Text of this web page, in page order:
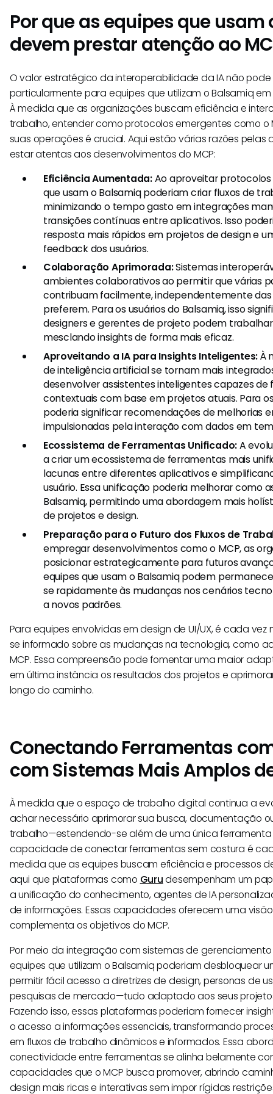
Por que as equipes que usam
devem prestar atenção ao
O valor estratégico da interoperabilidade da IA não
particularmente para equipes que utilizam o Balsamiq
À medida que as organizações buscam eficiência e
trabalho, entender como protocolos emergentes como o
suas operações é crucial. Aqui estão várias razões pelas
estar atentas aos desenvolvimentos do MCP:
Eficiência Aumentada:Ao aproveitar protocolos
que usam o Balsamiq poderiam criar fluxos de
minimizando o tempo gasto em integrações
transições contínuas entre aplicativos. Isso
resposta mais rápidos em projetos de design e
feedback dos usuários.
Colaboração Aprimorada:Sistemas
ambientes colaborativos ao permitir que várias
contribuam facilmente, independentemente
preferem. Para os usuários do Balsamiq, isso
designers e gerentes de projeto podem
mesclando insights de forma mais eficaz.
Aproveitando a IA para Insights Inteligentes:À
de inteligência artificial se tornam mais
desenvolver assistentes inteligentes capazes de
contextuais com base em projetos atuais. Para
poderia significar recomendações de melhorias
impulsionadas pela interação com dados em
Ecossistema de Ferramentas Unificado:A
a criar um ecossistema de ferramentas mais
lacunas entre diferentes aplicativos e
usuário. Essa unificação poderia melhorar como
Balsamiq, permitindo uma abordagem mais
de projetos e design.
Preparação para o Futuro dos Fluxos de
empregar desenvolvimentos como o MCP, as
posicionar estrategicamente para futuros
equipes que usam o Balsamiq podem
se rapidamente às mudanças nos cenários
a novos padrões.
Para equipes envolvidas em design de UI/UX, é cada
se informado sobre as mudanças na tecnologia, como
MCP. Essa compreensão pode fomentar uma maior
em última instância os resultados dos projetos e
longo do caminho.
Conectando Ferramentas
com Sistemas Mais Amplos
À medida que o espaço de trabalho digital continua a
achar necessário aprimorar sua busca, documentação
trabalho—estendendo-se além de uma única ferramenta
capacidade de conectar ferramentas sem costura é
medida que as equipes buscam eficiência e processos
aqui que plataformas como Gurudesempenham um
a unificação do conhecimento, agentes de IA
de informações. Essas capacidades oferecem uma
complementa os objetivos do MCP.
Por meio da integração com sistemas de
equipes que utilizam o Balsamiq poderiam desbloquear
permitir fácil acesso a diretrizes de design, personas de
pesquisas de mercado—tudo adaptado aos seus
Fazendo isso, essas plataformas poderiam fornecer
o acesso a informações essenciais, transformando
em fluxos de trabalho dinâmicos e informados. Essa
conectividade entre ferramentas se alinha belamente
capacidades que o MCP busca promover, abrindo
design mais ricas e interativas sem impor rígidas